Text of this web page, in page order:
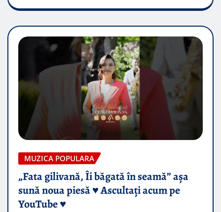
MUZICA POPULARA
„Fata gilivană, Îi băgată în seamă” așa
sună noua piesă ♥️ Ascultați acum pe
YouTube ♥️